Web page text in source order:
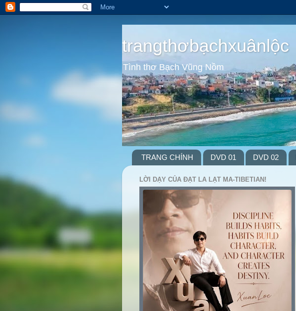
trangthơbạchxuânlộc
Tình thơ Bạch Vũng Nồm
TRANG CHÍNH DVD 01 DVD 02
LỜI DẠY CỦA ĐẠT LA LẠT MA-TIBETIAN!